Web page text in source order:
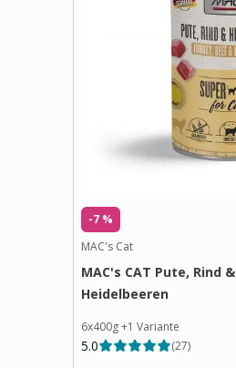
-7 %
MAC's Cat
MAC's CAT Pute, Rind &
Heidelbeeren
6x400g+1 Variante
5.0 (27)